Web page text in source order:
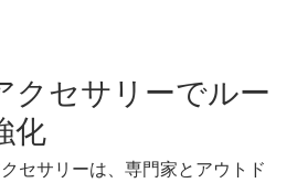
クセサリーでルー
化
セサリーは、専門家とアウトド